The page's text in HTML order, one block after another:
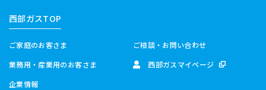
西部ガスTOP
ご家庭のお客さま
業務用・産業用のお客さま
企業情報
ご相談・お問い合わせ
西部ガスマイページ